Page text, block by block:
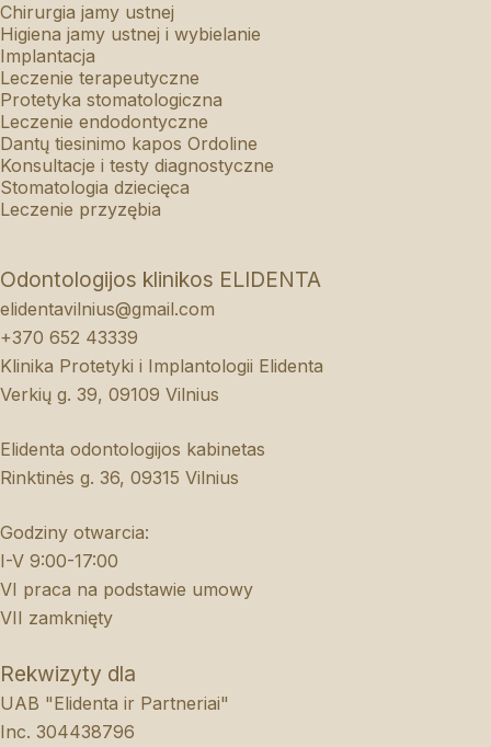
Chirurgia jamy ustnej
Higiena jamy ustnej i wybielanie
Implantacja
Leczenie terapeutyczne
Protetyka stomatologiczna
Leczenie endodontyczne
Dantų tiesinimo kapos Ordoline
Konsultacje i testy diagnostyczne
Stomatologia dziecięca
Leczenie przyzębia
Odontologijos klinikos ELIDENTA
elidentavilnius@gmail.com
+370 652 43339
Klinika Protetyki i Implantologii Elidenta
Verkių g. 39, 09109 Vilnius
Elidenta odontologijos kabinetas
Rinktinės g. 36, 09315 Vilnius
Godziny otwarcia:
I-V 9:00-17:00
VI praca na podstawie umowy
VII zamknięty
Rekwizyty dla
UAB "Elidenta ir Partneriai"
Inc. 304438796